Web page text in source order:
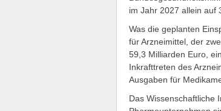
im Jahr 2027 allein auf
Was die geplanten
für Arzneimittel, der
59,3 Milliarden Euro,
Inkrafttreten des
Ausgaben für
Das Wissenschaftliche